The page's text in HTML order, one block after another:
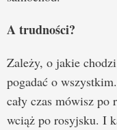
A trudności?
Zależy, o jakie
pogadać o
cały czas mówisz
wciąż po rosyjsku. I